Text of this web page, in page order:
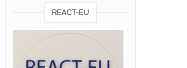
REACT-EU